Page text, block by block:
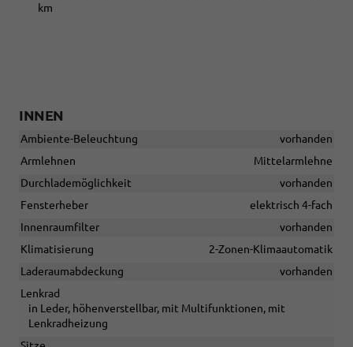
km
INNEN
Ambiente-Beleuchtung
vorhanden
Armlehnen
Mittelarmlehne
Durchlademöglichkeit
vorhanden
Fensterheber
elektrisch 4-fach
Innenraumfilter
vorhanden
Klimatisierung
2-Zonen-Klimaautomatik
Laderaumabdeckung
vorhanden
Lenkrad
in Leder, höhenverstellbar, mit Multifunktionen, mit
Lenkradheizung